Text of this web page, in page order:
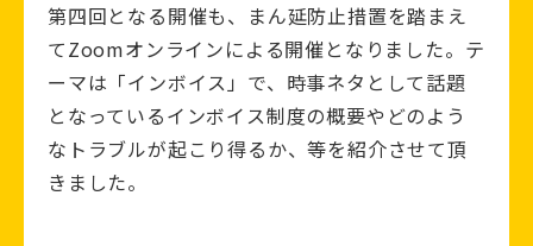
第四回となる開催も、まん延防止措置を踏まえ
てZoomオンラインによる開催となりました。テ
ーマは「インボイス」で、時事ネタとして話題
となっているインボイス制度の概要やどのよう
なトラブルが起こり得るか、等を紹介させて頂
きました。